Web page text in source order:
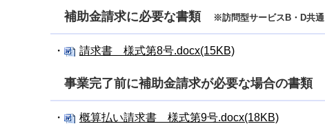
補助金請求に必要な書類 ※訪問型サービスB・D共通
・ 請求書 様式第8号.docx(15KB)
事業完了前に補助金請求が必要な場合の書類
・ 概算払い請求書 様式第9号.docx(18KB)